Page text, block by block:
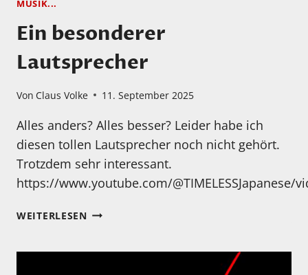
MUSIK...
Ein besonderer
Lautsprecher
Von Claus Volke 11. September 2025
Alles anders? Alles besser? Leider habe ich
diesen tollen Lautsprecher noch nicht gehört.
Trotzdem sehr interessant.
https://www.youtube.com/@TIMELESSJapanese/
WEITERLESENEIN